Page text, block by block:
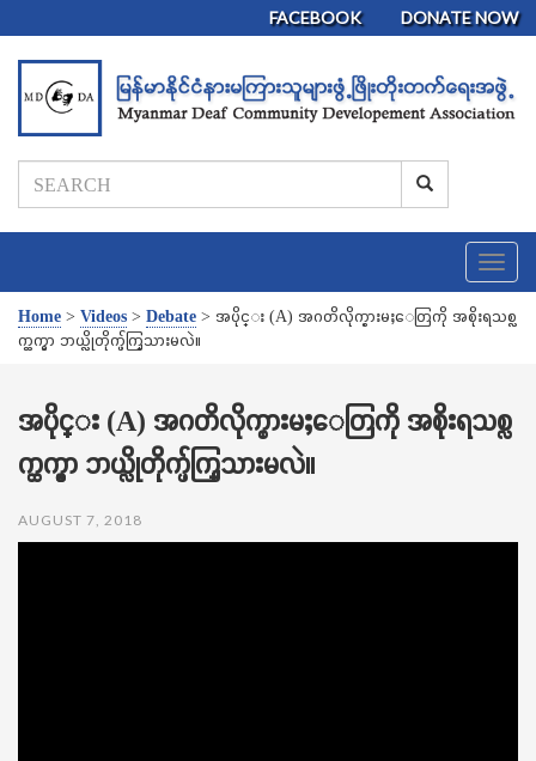
FACEBOOK DONATE NOW
T
o
g
a
Home > Videos > Debate > အပိုင္း (A) အဂတိလိုက္စားမႈေတြကို အစိုးရသစ္လ
က္ထက္မွာ ဘယ္လိုတိုက္ဖ်က္သြားမလဲ။
အပိုင္း (A) အဂတိလိုက္စားမႈေတြကို အစိုးရသစ္လ
က္ထက္မွာ ဘယ္လိုတိုက္ဖ်က္သြားမလဲ။
AUGUST 7, 2018